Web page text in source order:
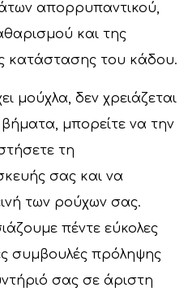
απορρυπαντικού,
και της
κατάστασης του κάδου.
μούχλα, δεν χρειάζεται
μπορείτε να την
τη
σας και να
των ρούχων σας.
πέντε εύκολες
συμβουλές πρόληψης
σας σε άριστη